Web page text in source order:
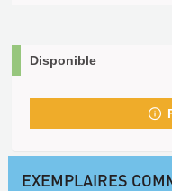
Disponible
EXEMPLAIRES